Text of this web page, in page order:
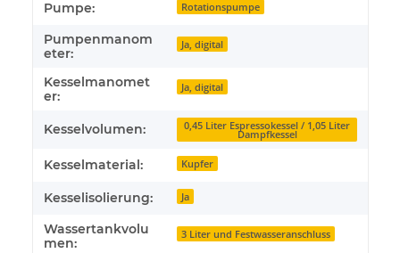
Pumpe: Rotationspumpe
Pumpenmanom
eter:
Ja, digital
Kesselmanomet
er:
Ja, digital
Kesselvolumen: 0,45 Liter Espressokessel / 1,05 Liter
Dampfkessel
Kesselmaterial: Kupfer
Kesselisolierung: Ja
Wassertankvolu
men:
3 Liter und Festwasseranschluss